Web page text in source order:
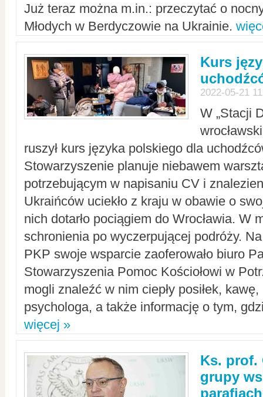
Już teraz można m.in.: przeczytać o
Młodych w Berdyczowie na Ukrainie.
Kurs
2022-05-21
W „Stacji
ruszył kurs języka polskiego dla
Stowarzyszenie planuje niebawem
potrzebującym w napisaniu CV i
Ukraińców uciekło z kraju w obawie o
nich dotarło pociągiem do Wrocławia. W
schronienia po wyczerpującej podróży.
PKP swoje wsparcie zaoferowało biuro
Stowarzyszenia Pomoc Kościołowi w
mogli znaleźć w nim ciepły posiłek,
psychologa, a także informację o tym,
więcej »
Ks. prof.
grupy
parafiach